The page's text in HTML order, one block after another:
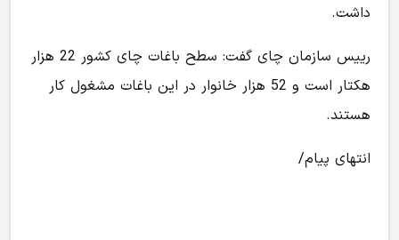
داشت.
رییس سازمان چای گفت: سطح باغات چای کشور 22 هزار
هکتار است و 52 هزار خانوار در این باغات مشغول کار
هستند.
انتهای پیام/